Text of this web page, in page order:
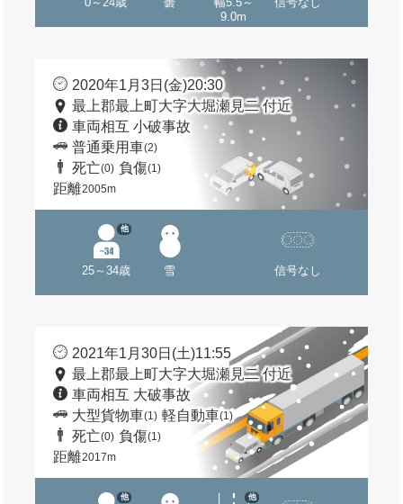
9.0m
2020年1月3日(金)20:30
最上郡最上町大字大堀瀬見二 付近
車両相互 小破事故
普通乗用車(2)
死亡(0) 負傷(1)
距離2005m
25～34歳
他
雪 信号なし
2021年1月30日(土)11:55
最上郡最上町大字大堀瀬見二 付近
車両相互 大破事故
大型貨物車(1) 軽自動車(1)
死亡(0) 負傷(1)
距離2017m
他 他